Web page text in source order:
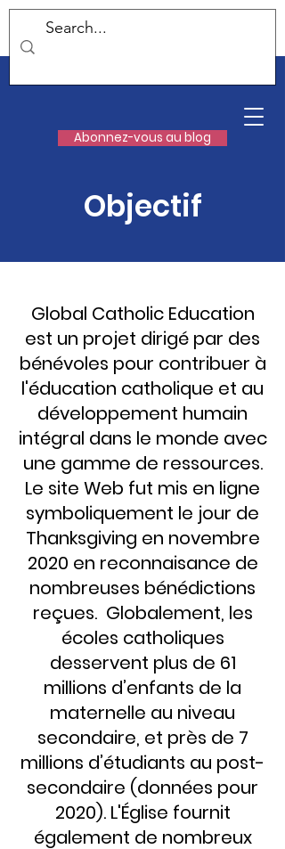
Abonnez-vous au blog
Objectif
Global Catholic Education
est un projet dirigé par des
bénévoles pour contribuer à
l'éducation catholique et au
développement humain
intégral dans le monde avec
une gamme de ressources.
Le site Web fut mis en ligne
symboliquement le jour de
Thanksgiving en novembre
2020 en reconnaisance de
nombreuses bénédictions
reçues. Globalement, les
écoles catholiques
desservent plus de 61
millions d’enfants de la
maternelle au niveau
secondaire, et près de 7
millions d’étudiants au post-
secondaire (données pour
2020). L'Église fournit
également de nombreux